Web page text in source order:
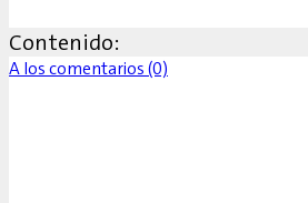
Contenido:
A los comentarios (0)